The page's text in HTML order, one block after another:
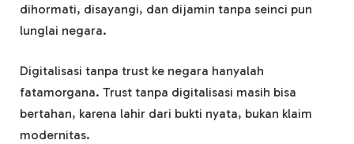
dihormati, disayangi, dan dijamin tanpa seinci pun
lunglai negara.
Digitalisasi tanpa trust ke negara hanyalah
fatamorgana. Trust tanpa digitalisasi masih bisa
bertahan, karena lahir dari bukti nyata, bukan klaim
modernitas.